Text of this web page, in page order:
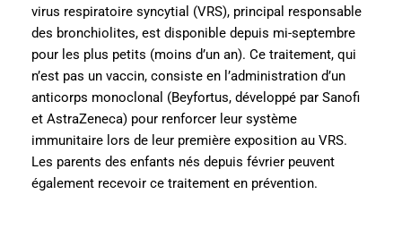
virus respiratoire syncytial (VRS), principal responsable
des bronchiolites, est disponible depuis mi-septembre
pour les plus petits (moins d’un an). Ce traitement, qui
n’est pas un vaccin, consiste en l’administration d’un
anticorps monoclonal (Beyfortus, développé par Sanofi
et AstraZeneca) pour renforcer leur système
immunitaire lors de leur première exposition au VRS.
Les parents des enfants nés depuis février peuvent
également recevoir ce traitement en prévention.